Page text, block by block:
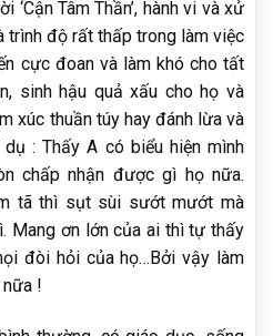
Tâm Thần’, hành vi và xử
là trình độ rất thấp trong làm việc
cực đoan và làm khó cho tất
sinh hậu quả xấu cho họ và
xúc thuần túy hay đánh lừa và
: Thấy A có biểu hiện mình
chấp nhận được gì họ nữa.
tã thì sụt sùi sướt mướt mà
Mang ơn lớn của ai thì tự thấy
đòi hỏi của họ…Bởi vậy làm
!